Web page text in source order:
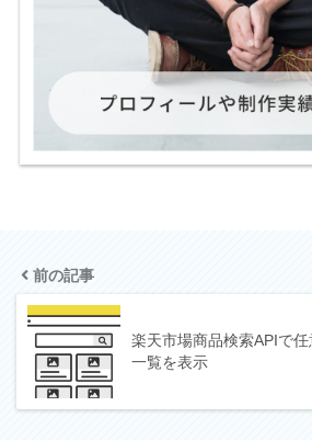
前の記事
楽天市場商品検索APIで
一覧を表示